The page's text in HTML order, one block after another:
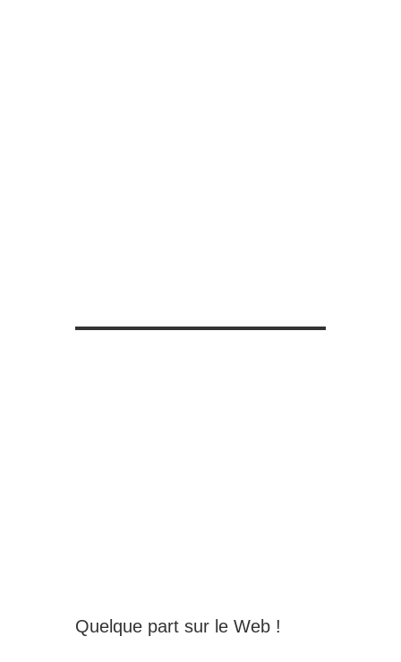
Quelque part sur le Web !